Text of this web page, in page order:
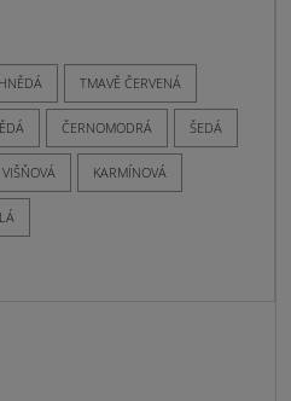
HNĚDÁ TMAVĚ ČERVENÁ
ČERNOMODRÁ ŠEDÁ
VIŠŇOVÁ KARMÍNOVÁ